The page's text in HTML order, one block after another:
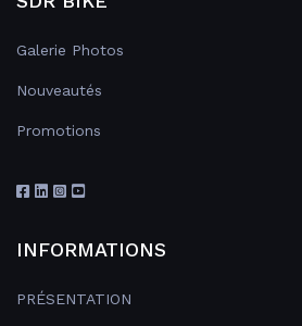
Galerie Photos
Nouveautés
Promotions
INFORMATIONS
PRÉSENTATION